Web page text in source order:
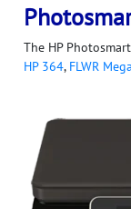
The HP
HP 364, FLWR